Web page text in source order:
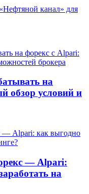
на
обзор условий и
— Alpari:
на